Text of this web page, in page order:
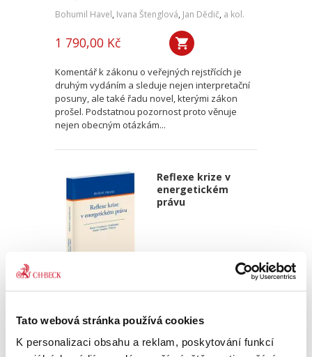
Tato webová stránka používá cookies
K personalizaci obsahu a reklam, poskytování funkcí
Bohumil Havel, Ivana Štenglová, Jan Dědič, a kol.
1 790,00 Kč
Komentář k zákonu o veřejných rejstřících je
druhým vydáním a sleduje nejen interpretační
posuny, ale také řadu novel, kterými zákon
prošel. Podstatnou pozornost proto věnuje
nejen obecným otázkám...
Reflexe krize v
energetickém
právu